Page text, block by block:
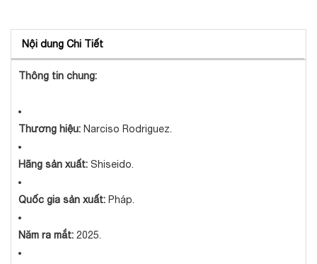
Nội dung Chi Tiết
Thông tin chung:
Thương hiệu: Narciso Rodriguez.
Hãng sản xuất: Shiseido.
Quốc gia sản xuất: Pháp.
Năm ra mắt: 2025.